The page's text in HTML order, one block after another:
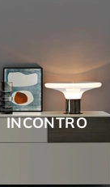
INCONTRO